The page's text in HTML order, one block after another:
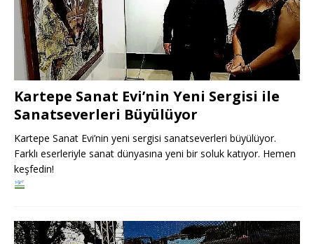
Kartepe Sanat Evi’nin Yeni Sergisi ile
Sanatseverleri Büyülüyor
Kartepe Sanat Evi’nin yeni sergisi sanatseverleri büyülüyor.
Farklı eserleriyle sanat dünyasına yeni bir soluk katıyor. Hemen
keşfedin!